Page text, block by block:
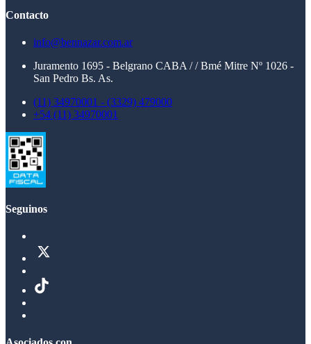
Contacto
info@bennazar.com.ar
Juramento 1695 - Belgrano CABA / / Bmé Mitre Nº 1026 -
San Pedro Bs. As.
(11) 34970001 - (3329) 479000
+54 (11) 34970001
Seguinos